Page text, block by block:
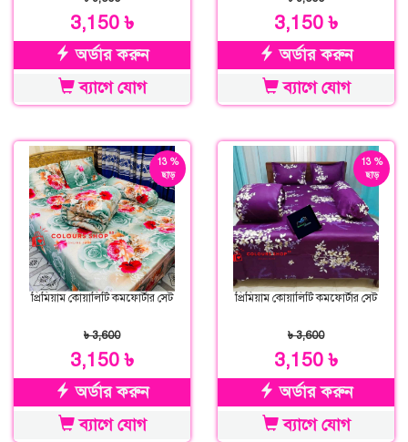
3,150 ৳
অর্ডার করুন
ব্যাগে যোগ
3,150 ৳
অর্ডার করুন
ব্যাগে যোগ
13 %
ছাড়
প্রিমিয়াম কোয়ালিটি কমফোর্টার সেট
৳ 3,600
3,150 ৳
অর্ডার করুন
ব্যাগে যোগ
13 %
ছাড়
প্রিমিয়াম কোয়ালিটি কমফোর্টার সেট
৳ 3,600
3,150 ৳
অর্ডার করুন
ব্যাগে যোগ